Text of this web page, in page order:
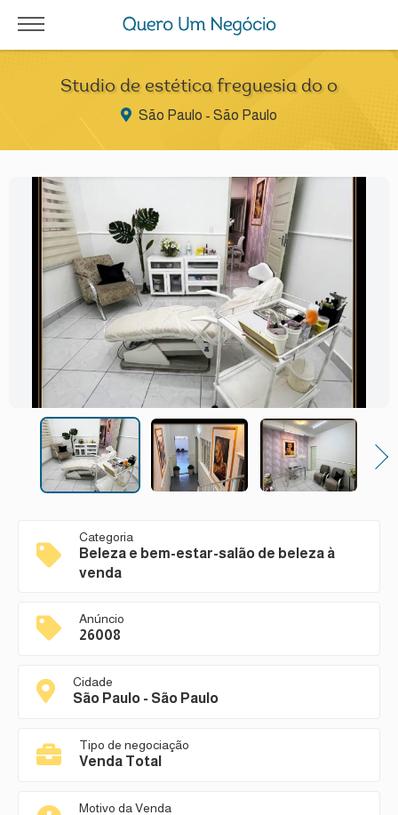
Studio de estética freguesia do o
São Paulo - São Paulo
Next
Categoria
Beleza e bem-estar-salão de beleza à
venda
Anúncio
26008
Cidade
São Paulo - São Paulo
Tipo de negociação
Venda Total
Motivo da Venda